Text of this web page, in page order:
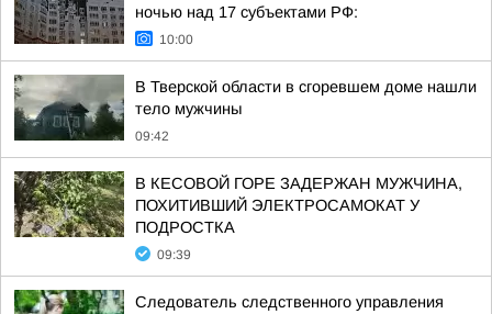
ночью над 17 субъектами РФ:
10:00
В Тверской области в сгоревшем доме нашли
тело мужчины
09:42
В КЕСОВОЙ ГОРЕ ЗАДЕРЖАН МУЖЧИНА,
ПОХИТИВШИЙ ЭЛЕКТРОСАМОКАТ У
ПОДРОСТКА
09:39
Следователь следственного управления